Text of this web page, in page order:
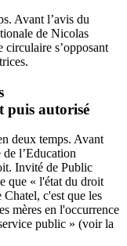
Avant l’avis du
de Nicolas
s’opposant
puis autorisé
deux temps. Avant
l’Education
Invité de Public
que « l'état du droit
c'est que les
mères en l'occurrence
public » (voir la